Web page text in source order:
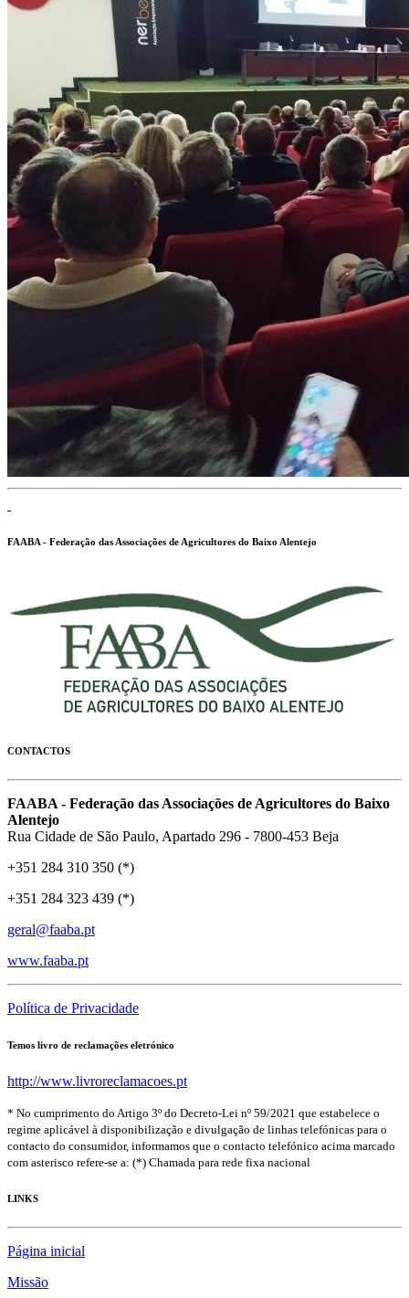
FAABA - Federação das Associações de Agricultores do Baixo Alentejo
CONTACTOS
FAABA - Federação das Associações de Agricultores do Baixo
Alentejo
Rua Cidade de São Paulo, Apartado 296 - 7800-453 Beja
+351 284 310 350 (*)
+351 284 323 439 (*)
geral@faaba.pt
www.faaba.pt
Política de Privacidade
Temos livro de reclamações eletrónico
http://www.livroreclamacoes.pt
* No cumprimento do Artigo 3º do Decreto-Lei nº 59/2021 que estabelece o
regime aplicável à disponibilização e divulgação de linhas telefónicas para o
contacto do consumidor, informamos que o contacto telefónico acima marcado
com asterisco refere-se a: (*) Chamada para rede fixa nacional
LINKS
Página inicial
Missão